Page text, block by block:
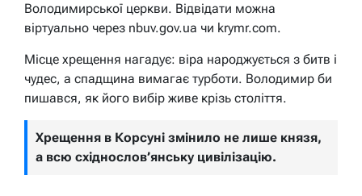
Володимирської церкви. Відвідати можна
віртуально через nbuv.gov.ua чи krymr.com.
Місце хрещення нагадує: віра народжується з битв і
чудес, а спадщина вимагає турботи. Володимир би
пишався, як його вибір живе крізь століття.
Хрещення в Корсуні змінило не лише князя,
а всю східнослов’янську цивілізацію.